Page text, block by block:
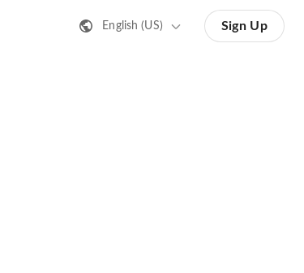
English (US) Sign Up